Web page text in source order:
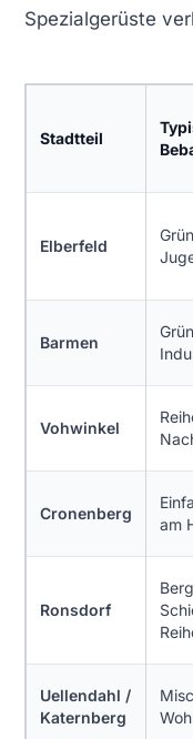
Spezialgerüste
Stadtteil
Elberfeld
Barmen
Vohwinkel
Cronenberg
am
Ronsdorf
Uellendahl /
Katernberg